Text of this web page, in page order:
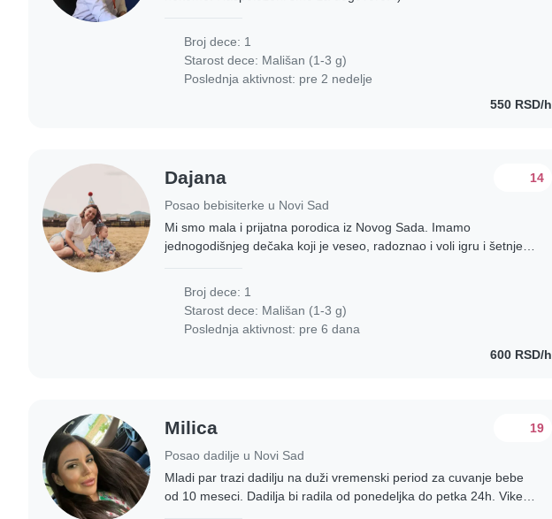
Broj dece: 1
Starost dece: Mališan (1-3 g)
Poslednja aktivnost: pre 2 nedelje
550 RSD/h
Dajana
Posao bebisiterke u Novi Sad
14
Mi smo mala i prijatna porodica iz Novog Sada. Imamo
jednogodišnjeg dečaka koji je veseo, radoznao i voli igru i šetnje.
Broj dece: 1
Starost dece: Mališan (1-3 g)
Poslednja aktivnost: pre 6 dana
600 RSD/h
Milica
Posao dadilje u Novi Sad
19
Mladi par trazi dadilju na duži vremenski period za cuvanje bebe
od 10 meseci. Dadilja bi radila od ponedeljka do petka 24h. Vikend